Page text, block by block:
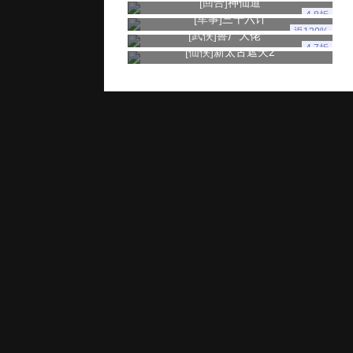
4.8折
[军事]三十六计
返120%
[武侠]兽厂大佬
4.7折
[仙侠]新太古遮天2